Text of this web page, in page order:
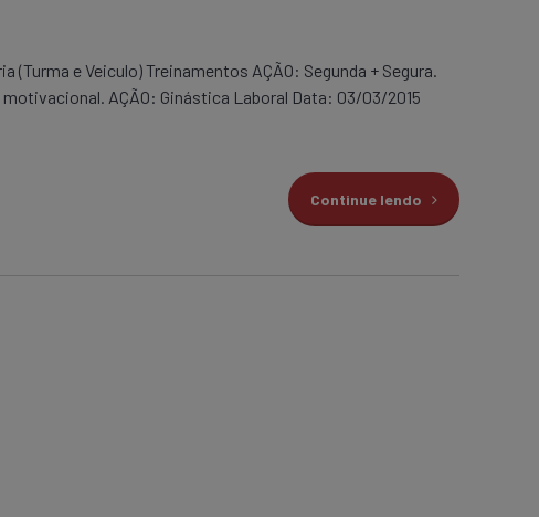
e Veiculo) Treinamentos AÇÃO: Segunda + Segura.
AÇÃO: Ginástica Laboral Data: 03/03/2015
Continue lendo